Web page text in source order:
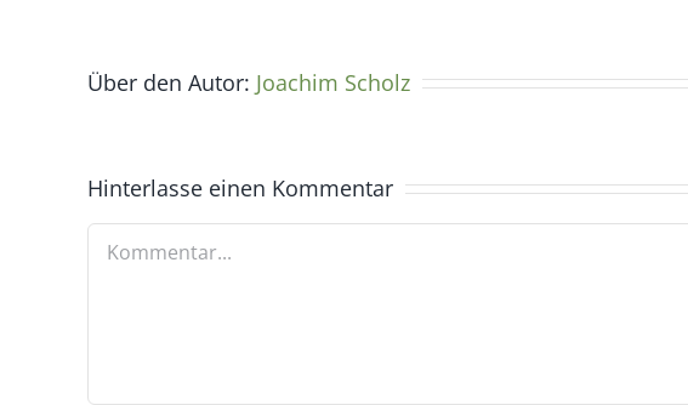
Über den Autor: Joachim Scholz
Hinterlasse einen Kommentar
Kommentar